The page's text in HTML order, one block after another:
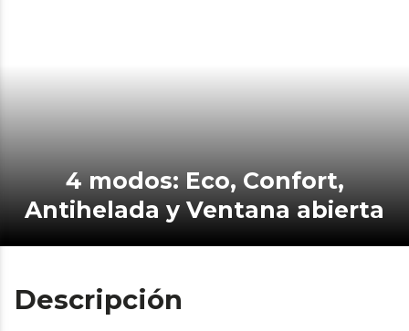
4 modos: Eco, Confort,
Antihelada y Ventana abierta
Descripción